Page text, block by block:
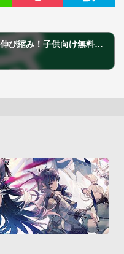
ばね｜本物のばねのように伸び縮み！子供向け無料知育アプリ